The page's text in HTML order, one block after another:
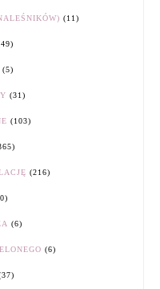
(11)
(5)
(31)
(103)
(216)
(6)
(6)